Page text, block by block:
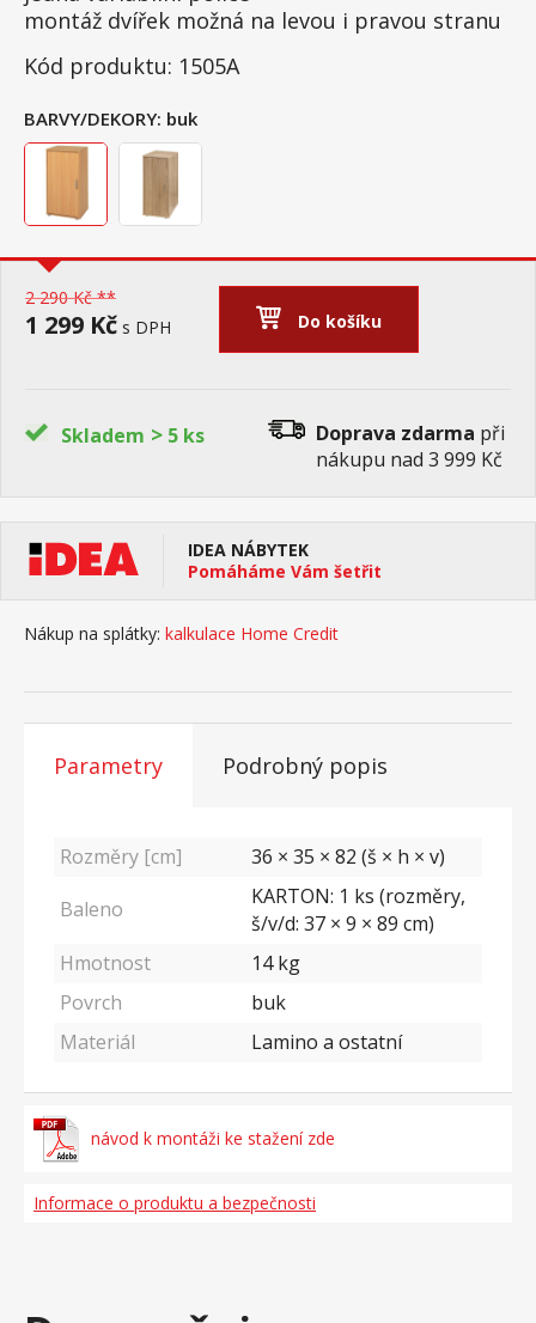
montáž dvířek možná na levou i pravou stranu
Kód produktu: 1505A
BARVY/DEKORY: buk
2 290 Kč **
1 299 Kč s DPH Do košíku
Skladem > 5 ks Doprava zdarma při
nákupu nad 3 999 Kč
IDEA NÁBYTEK
Pomáháme Vám šetřit
Nákup na splátky: kalkulace Home Credit
Parametry Podrobný popis
Rozměry [cm]
36 × 35 × 82 (š × h × v)
Baleno
KARTON: 1 ks (rozměry,
š/v/d: 37 × 9 × 89 cm)
Hmotnost
14kg
Povrch
buk
Materiál
Lamino a ostatní
návod k montáži ke stažení zde
Informace o produktu a bezpečnosti